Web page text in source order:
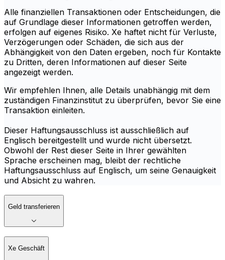
Alle finanziellen Transaktionen oder Entscheidungen, die
auf Grundlage dieser Informationen getroffen werden,
erfolgen auf eigenes Risiko. Xe haftet nicht für Verluste,
Verzögerungen oder Schäden, die sich aus der
Abhängigkeit von den Daten ergeben, noch für Kontakte
zu Dritten, deren Informationen auf dieser Seite
angezeigt werden.
Wir empfehlen Ihnen, alle Details unabhängig mit dem
zuständigen Finanzinstitut zu überprüfen, bevor Sie eine
Transaktion einleiten.
Dieser Haftungsausschluss ist ausschließlich auf
Englisch bereitgestellt und wurde nicht übersetzt.
Obwohl der Rest dieser Seite in Ihrer gewählten
Sprache erscheinen mag, bleibt der rechtliche
Haftungsausschluss auf Englisch, um seine Genauigkeit
und Absicht zu wahren.
Geld transferieren
Xe Geschäft